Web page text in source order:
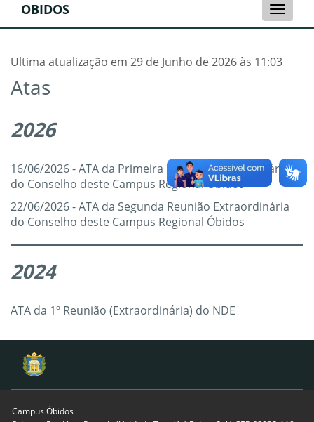
Toggle
OBIDOS
Ultima atualização em 29 de Junho de 2026 às 11:03
Atas
2026
16/06/2026 - ATA da Primeira Reunião Extraordinária
do Conselho deste Campus Regional Óbidos
22/06/2026 - ATA da Segunda Reunião Extraordinária
do Conselho deste Campus Regional Óbidos
2024
ATA da 1º Reunião (Extraordinária) do NDE
Campus Óbidos